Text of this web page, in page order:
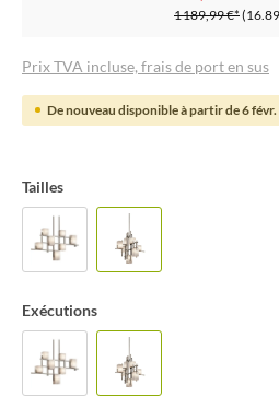
1 189,99 €*
Prix TVA incluse, frais de port en sus
De nouveau disponible à partir de 6
Tailles
Exécutions